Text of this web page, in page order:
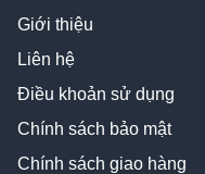
Giới thiệu
Liên hệ
Điều khoản sử dụng
Chính sách bảo mật
Chính sách giao hàng